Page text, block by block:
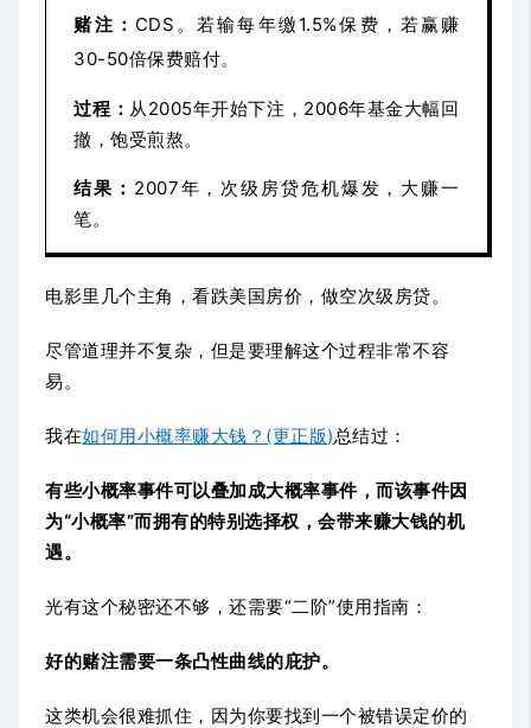
赌注： CDS。若输每年缴1.5%保费，若赢赚
30-50倍保费赔付。
过程： 从2005年开始下注，2006年基金大幅回
撤，饱受煎熬。
结果： 2007年，次级房贷危机爆发，大赚一
笔。
电影里几个主角，看跌美国房价，做空次级房贷。
尽管道理并不复杂，但是要理解这个过程非常不容
易。
我在如何用小概率赚大钱？(更正版)总结过：
有些小概率事件可以叠加成大概率事件，而该事件因
为“小概率”而拥有的特别选择权，会带来赚大钱的机
遇。
光有这个秘密还不够，还需要“二阶”使用指南：
好的赌注需要一条凸性曲线的庇护。
这类机会很难抓住，因为你要找到一个被错误定价的